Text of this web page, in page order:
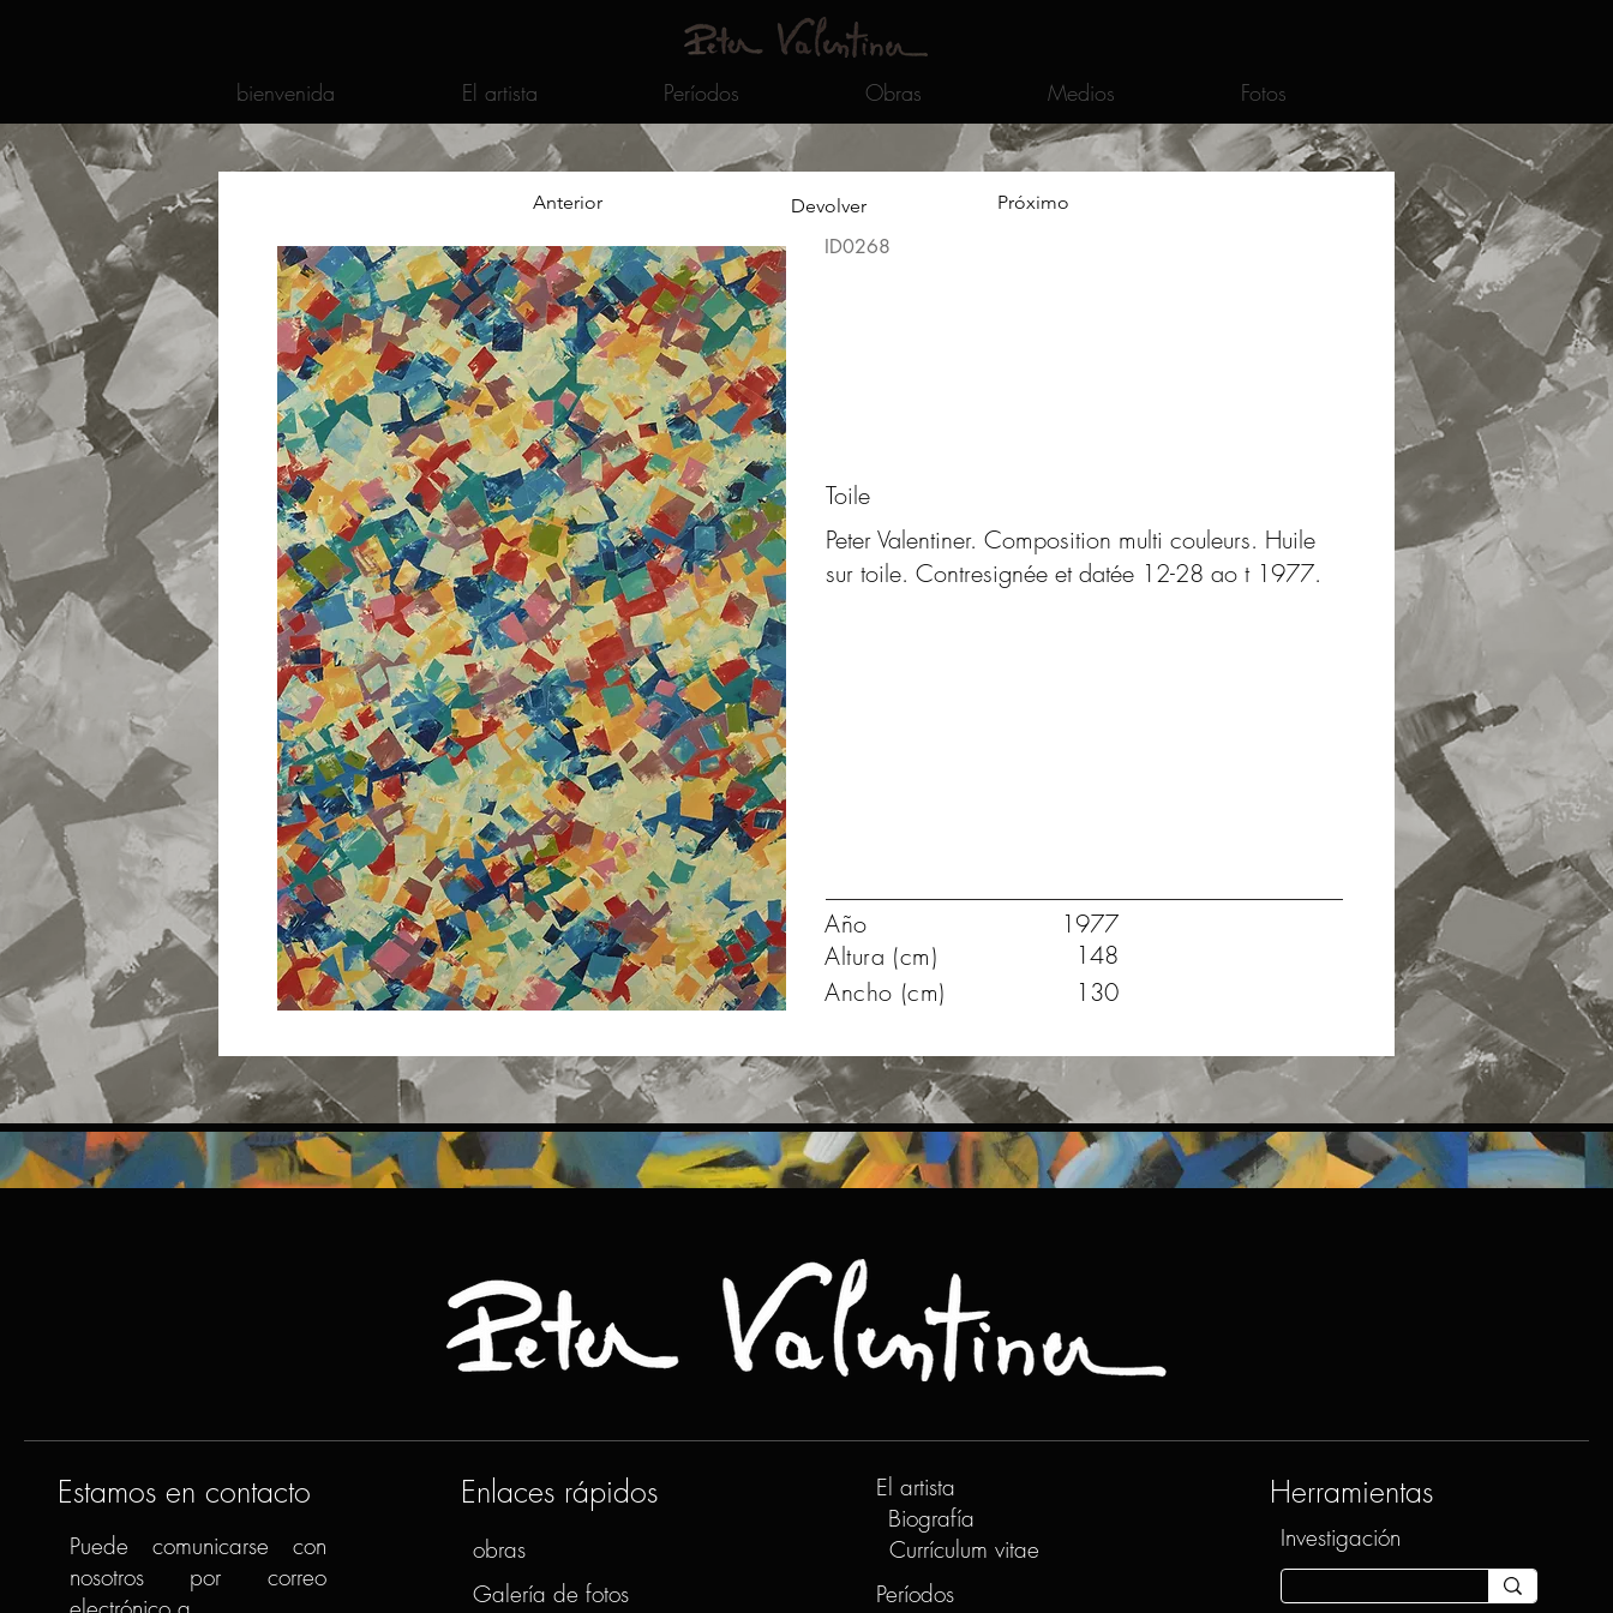
bienvenida El artista Períodos Obras Medios Fotos
Anterior Devolver Próximo
ID0268
Toile
Peter Valentiner. Composition multi couleurs. Huile
sur toile. Contresignée et datée 12-28 ao t 1977.
Año
1977
Altura (cm)
148
Ancho (cm)
130
Estamos en contacto
Puede comunicarse con
nosotros por correo
Enlaces rápidos
obras
Galería de fotos
El artista
Biografía
Currículum vitae
Períodos
Herramientas
Investigación